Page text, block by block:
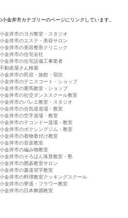
金井市カテゴリーのページにリンクしています。
小金井市のヨガ教室・スタジオ
小金井市のエステ・美容サロン
小金井市の美容整形クリニック
小金井市の住宅会社
小金井市の住宅設備工事業者
不動産屋さん検索
小金井市の民宿・旅館・宿坊
小金井市のテニスコート・ショップ
小金井市の乗馬教室・ショップ
小金井市の社交ダンススクール教室
小金井市のバレエ教室・スタジオ
小金井市の合気道道場・教室
小金井市の空手道場・教室
小金井市のテコンドー道場・教室
小金井市のボクシングジム・教室
小金井市の着物着付け教室
小金井市の音楽教室
小金井市の編み物教室
小金井市のそろばん珠算教室・塾
小金井市の囲碁教室サロン
小金井市の書道習字教室
小金井市の料理教室クッキングスクール
小金井市の華道・フラワー教室
小金井市の日本舞踊教室